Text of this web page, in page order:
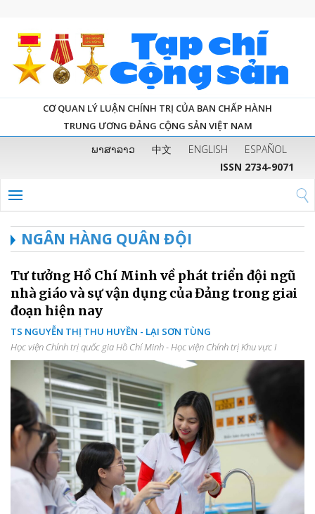
CƠ QUAN LÝ LUẬN CHÍNH TRỊ CỦA BAN CHẤP HÀNH
TRUNG ƯƠNG ĐẢNG CỘNG SẢN VIỆT NAM
ພາສາລາວ 中文 ENGLISH
ESPAÑOL
ISSN 2734-9071
NGÂN HÀNG QUÂN ĐỘI
Tư tưởng Hồ Chí Minh về phát triển đội ngũ
nhà giáo và sự vận dụng của Đảng trong giai
đoạn hiện nay
TS NGUYỄN THỊ THU HUYỀN - LẠI SƠN TÙNG
Học viện Chính trị quốc gia Hồ Chí Minh - Học viện Chính trị Khu vực I